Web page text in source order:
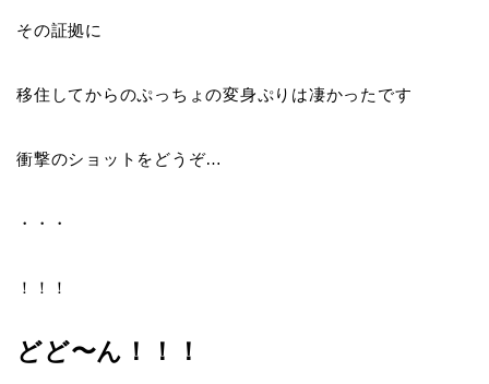
その証拠に
移住してからのぷっちょの変身ぷりは凄かったです
衝撃のショットをどうぞ…
・・・
！！！
どど〜ん！！！